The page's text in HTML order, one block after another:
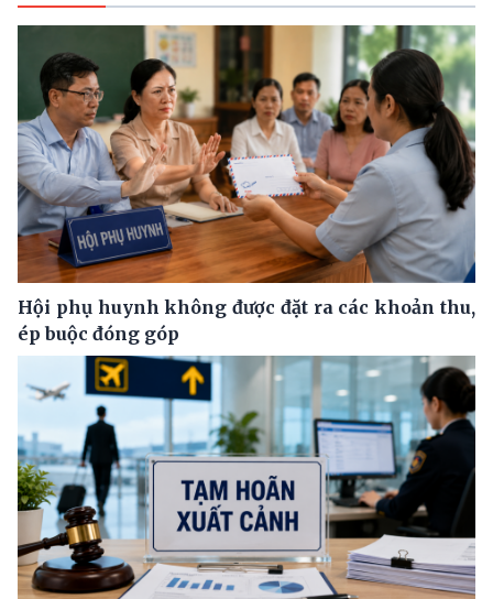
Hội phụ huynh không được đặt ra các khoản thu,
ép buộc đóng góp